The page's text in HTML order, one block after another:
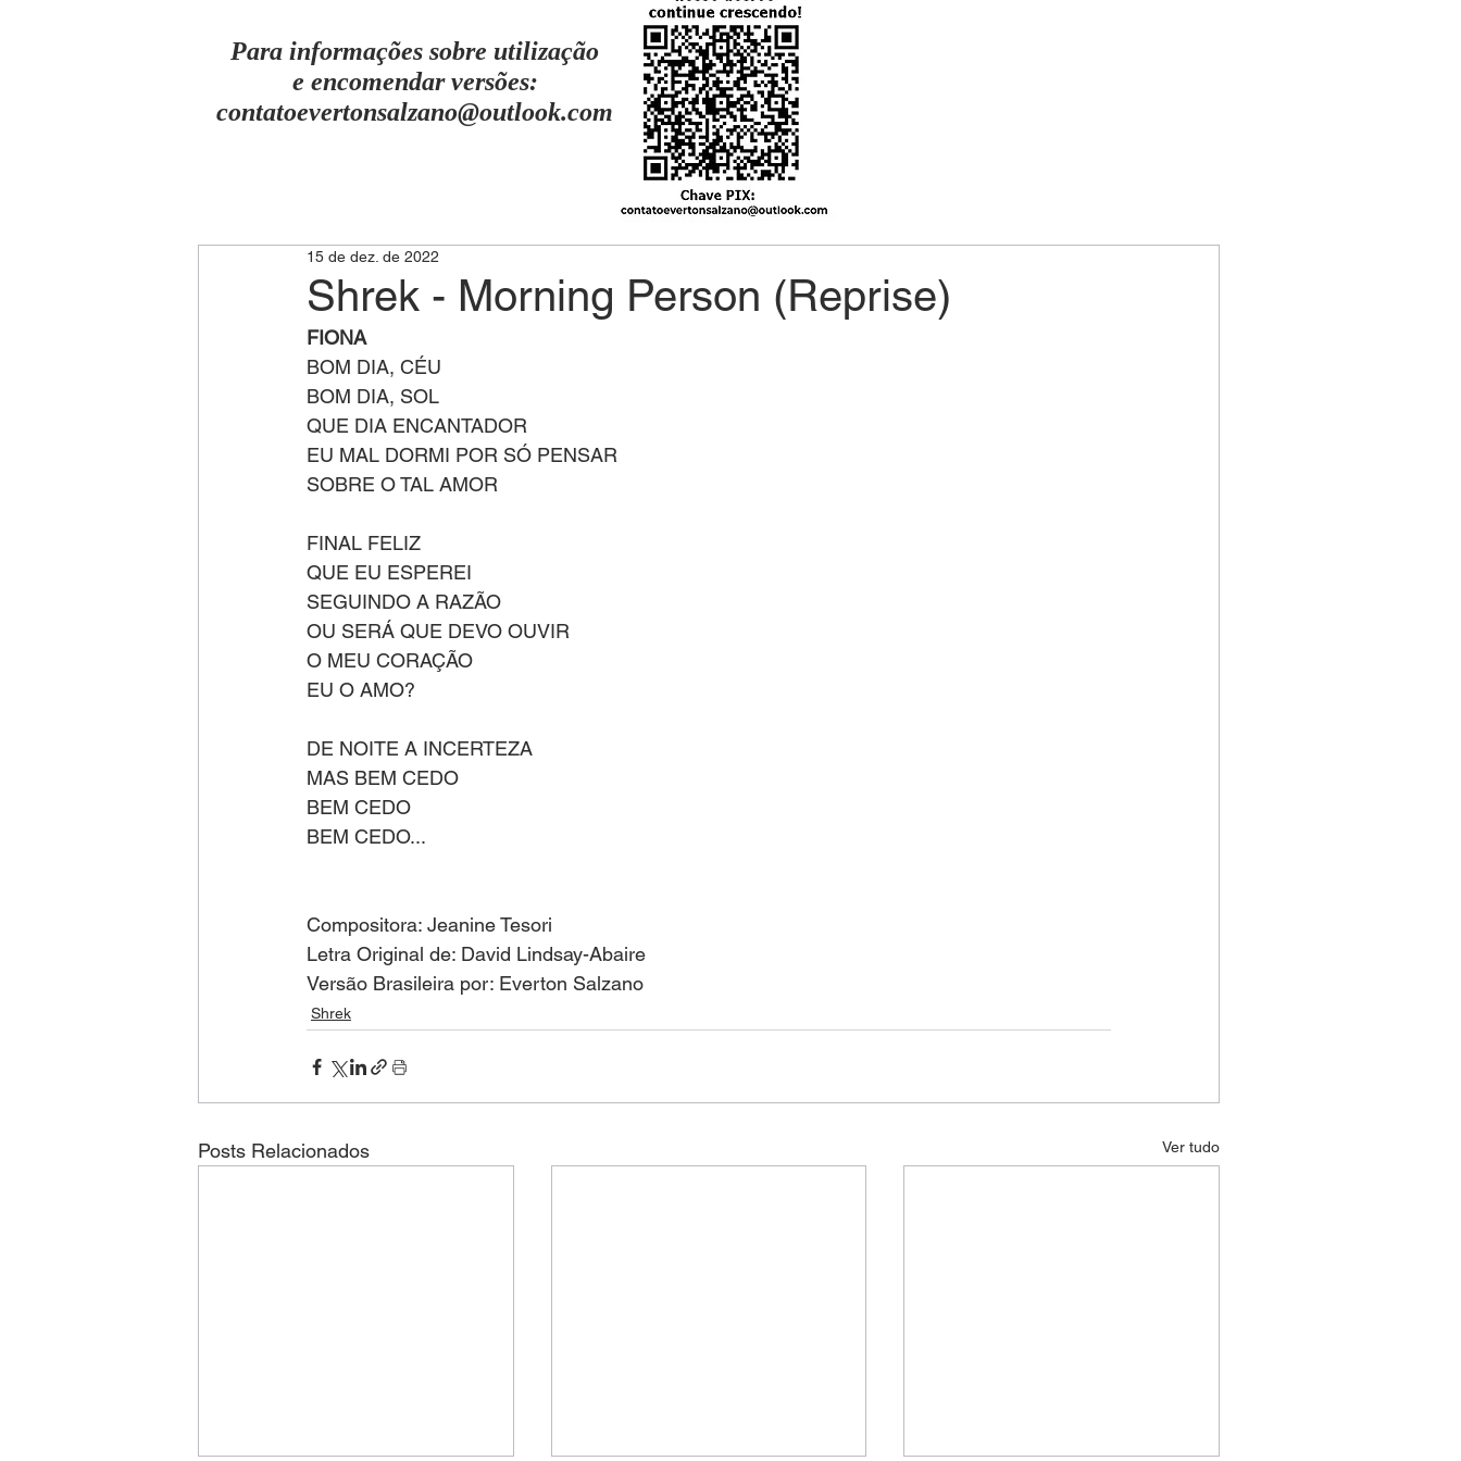
Para informações sobre utilização
e encomendar versões:
contatoevertonsalzano@outlook.com
Shrek - Morning Person (Reprise)
15 de dez. de 2022
FIONA
BOM DIA, CÉU
BOM DIA, SOL
QUE DIA ENCANTADOR
EU MAL DORMI POR SÓ PENSAR
SOBRE O TAL AMOR
FINAL FELIZ
QUE EU ESPEREI
SEGUINDO A RAZÃO
OU SERÁ QUE DEVO OUVIR
O MEU CORAÇÃO
EU O AMO?
DE NOITE A INCERTEZA
MAS BEM CEDO
BEM CEDO
BEM CEDO...
Compositora: Jeanine Tesori
Letra Original de: David Lindsay-Abaire
Versão Brasileira por: Everton Salzano
Shrek
Posts Relacionados Ver tudo